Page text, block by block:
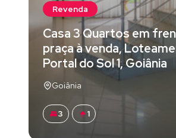
Revenda
Casa 3 Quartos em
praça à venda,
Portal do Sol 1, Goiânia
Goiânia
3 1